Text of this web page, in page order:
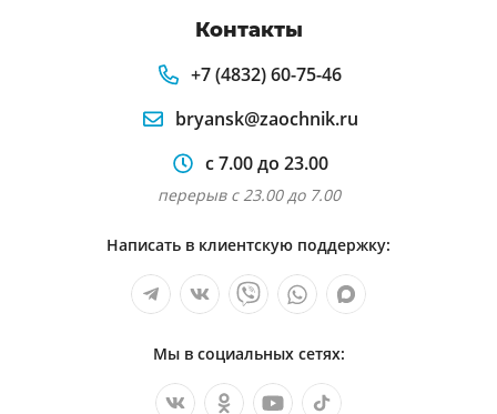
Контакты
+7 (4832) 60-75-46
bryansk@zaochnik.ru
с 7.00 до 23.00
перерыв с 23.00 до 7.00
Написать в клиентскую поддержку:
Мы в социальных сетях: